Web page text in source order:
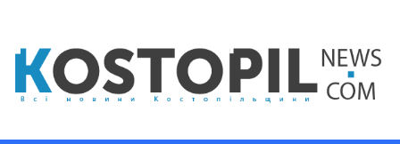
вмісту